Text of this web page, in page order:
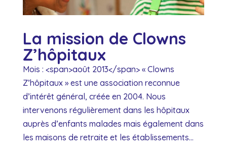
La mission de Clowns
Z’hôpitaux
Mois : <span>août 2013</span> « Clowns
Z’hôpitaux » est une association reconnue
d’intérêt général, créée en 2004. Nous
intervenons régulièrement dans les hôpitaux
auprès d’enfants malades mais également dans
les maisons de retraite et les établissements...